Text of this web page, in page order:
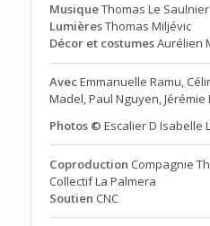
MusiqueThomas Le Saulnier
LumièresThomas Miljévic
Décor et costumesAurélien
AvecEmmanuelle Ramu,
Madel, Paul Nguyen, Jérémie
Photos © Escalier D Isabelle
Coproduction Compagnie
Collectif La Palmera
Soutien CNC